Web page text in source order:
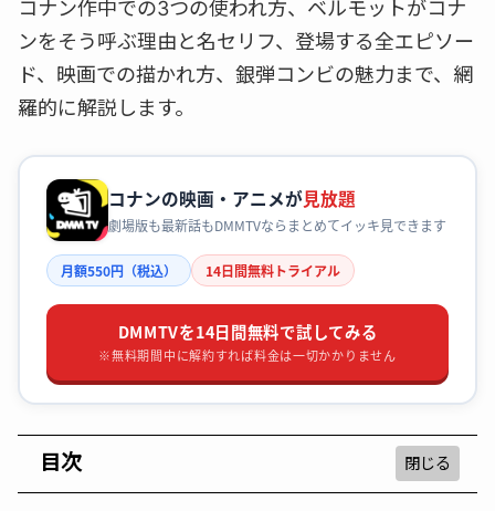
コナン作中での3つの使われ方、ベルモットがコナ
ンをそう呼ぶ理由と名セリフ、登場する全エピソー
ド、映画での描かれ方、銀弾コンビの魅力まで、網
羅的に解説します。
コナンの映画・アニメが見放題
劇場版も最新話もDMMTVならまとめてイッキ見できます
月額550円（税込） 14日間無料トライアル
DMMTVを14日間無料で試してみる
※無料期間中に解約すれば料金は一切かかりません
目次